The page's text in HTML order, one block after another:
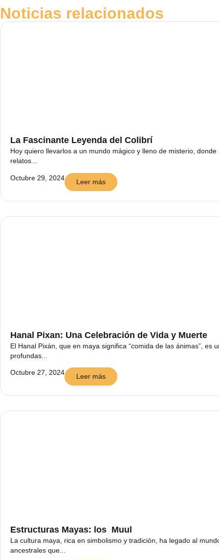
Noticias relacionados
La Fascinante Leyenda del Colibrí
Hoy quiero llevarlos a un mundo mágico y lleno de misterio,
relatos...
Octubre 29, 2024 Leer más
Hanal Pixan: Una Celebración de Vida y Muerte
El Hanal Pixán, que en maya significa “comida de las ánimas”, es
profundas...
Octubre 27, 2024 Leer más
Estructuras Mayas: los Muul
La cultura maya, rica en simbolismo y tradición, ha legado al
ancestrales que...